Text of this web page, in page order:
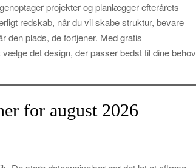
projekter og planlægger efterårets
redskab, når du vil skabe struktur, bevare
den plads, de fortjener. Med gratis
det design, der passer bedst til dine behov
for august 2026